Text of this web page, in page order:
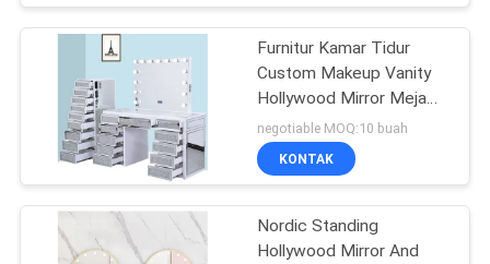
WISATA
PABRIK
HUBUNGI
KAMI
BERITA
Make-up Vanity
49
Furnitur Kamar Tidur
Custom Makeup Vanity
Hollywood Mirror Meja
rias
negotiable MOQ:10 buah
KONTAK
Nordic Standing
Hollywood Mirror And